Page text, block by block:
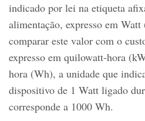
indicado por lei na etiqueta
alimentação, expresso em
comparar este valor com o
expresso em quilowatt-hora
hora (Wh), a unidade que
dispositivo de 1 Watt ligado
corresponde a 1000 Wh.